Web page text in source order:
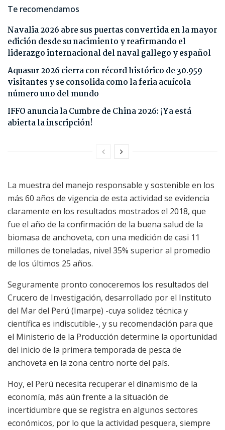
Te recomendamos
Navalia 2026 abre sus puertas convertida en la mayor
edición desde su nacimiento y reafirmando el
liderazgo internacional del naval gallego y español
Aquasur 2026 cierra con récord histórico de 30.959
visitantes y se consolida como la feria acuícola
número uno del mundo
IFFO anuncia la Cumbre de China 2026: ¡Ya está
abierta la inscripción!
La muestra del manejo responsable y sostenible en los
más 60 años de vigencia de esta actividad se evidencia
claramente en los resultados mostrados el 2018, que
fue el año de la confirmación de la buena salud de la
biomasa de anchoveta, con una medición de casi 11
millones de toneladas, nivel 35% superior al promedio
de los últimos 25 años.
Seguramente pronto conoceremos los resultados del
Crucero de Investigación, desarrollado por el Instituto
del Mar del Perú (Imarpe) -cuya solidez técnica y
científica es indiscutible-, y su recomendación para que
el Ministerio de la Producción determine la oportunidad
del inicio de la primera temporada de pesca de
anchoveta en la zona centro norte del país.
Hoy, el Perú necesita recuperar el dinamismo de la
economía, más aún frente a la situación de
incertidumbre que se registra en algunos sectores
económicos, por lo que la actividad pesquera, siempre